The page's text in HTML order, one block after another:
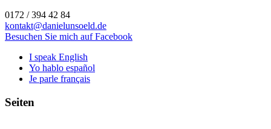
0172 / 394 42 84
kontakt@danielunsoeld.de
Besuchen Sie mich auf Facebook
I speak English
Yo hablo español
Je parle français
Seiten